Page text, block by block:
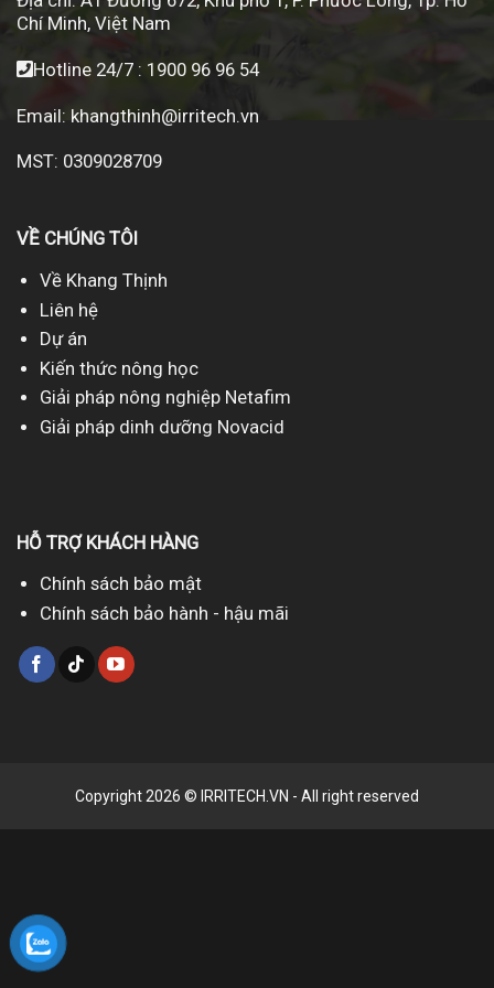
Chí Minh, Việt Nam
Hotline 24/7 : 1900 96 96 54
Email: khangthinh@irritech.vn
MST: 0309028709
VỀ CHÚNG TÔI
Về Khang Thịnh
Liên hệ
Dự án
Kiến thức nông học
Giải pháp nông nghiệp Netafim
Giải pháp dinh dưỡng Novacid
HỖ TRỢ KHÁCH HÀNG
Chính sách bảo mật
Chính sách bảo hành - hậu mãi
Copyright 2026 © IRRITECH.VN - All right reserved